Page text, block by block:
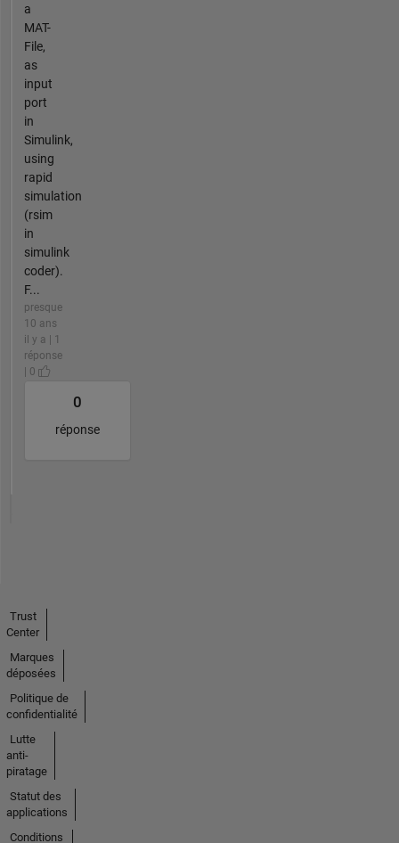
a
MAT-
File,
as
input
port
in
Simulink,
using
rapid
simulation
(rsim
in
simulink
coder).
F...
presque
10 ans
il y a | 1
réponse
| 0
0
réponse
Trust
Center
Marques
déposées
Politique de
confidentialité
Lutte
anti-
piratage
Statut des
applications
Conditions